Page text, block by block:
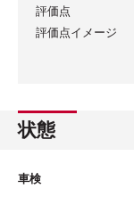
評価点
評価点イメージ
状態
車検